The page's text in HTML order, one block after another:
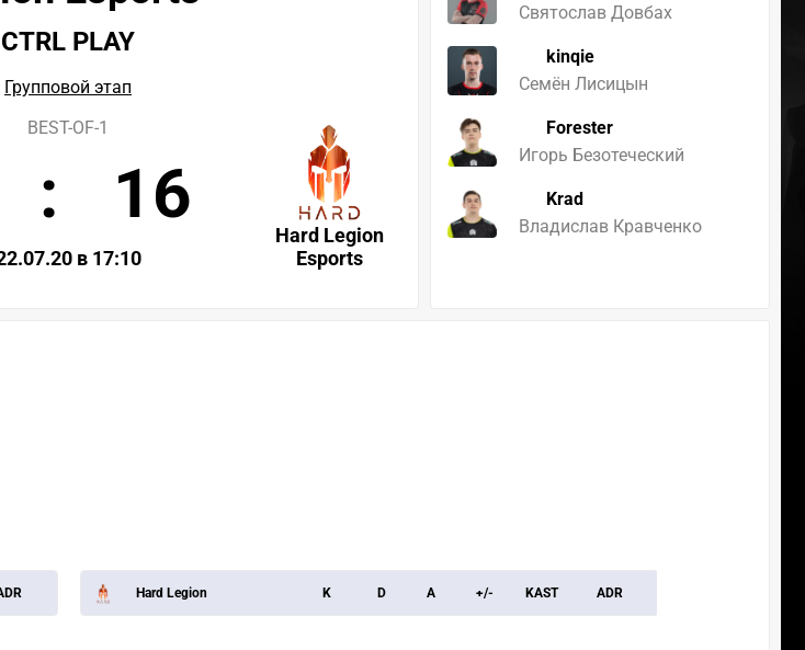
Святослав Довбах
kinqie
Семён Лисицын
Forester
Игорь Безотеческий
Krad
Владислав Кравченко
CTRL PLAY
Групповой этап
Hard Legion
Esports
BEST-OF-1
: 16
в 17:10
Hard Legion K D A +/- KAST ADR